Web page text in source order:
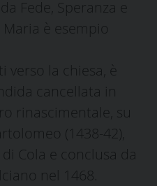
Fede, Speranza e
è esempio
la chiesa, è
cancellata in
rinascimentale, su
(1438-42),
Cola e conclusa da
nel 1468.